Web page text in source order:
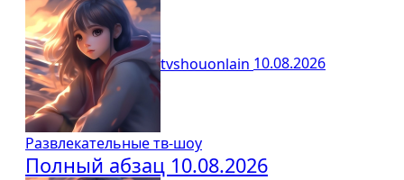
tvshouonlain 10.08.2026
Развлекательные тв-шоу
Полный абзац 10.08.2026